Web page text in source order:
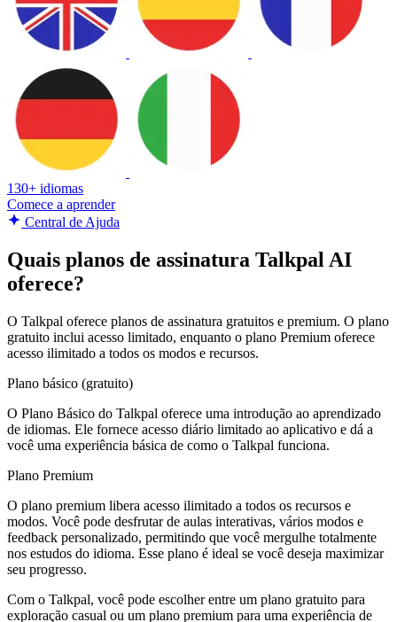
130+ idiomas
Comece a aprender
Central de Ajuda
Quais planos de assinatura Talkpal AI
oferece?
O Talkpal oferece planos de assinatura gratuitos e premium. O plano
gratuito inclui acesso limitado, enquanto o plano Premium oferece
acesso ilimitado a todos os modos e recursos.
Plano básico (gratuito)
O Plano Básico do Talkpal oferece uma introdução ao aprendizado
de idiomas. Ele fornece acesso diário limitado ao aplicativo e dá a
você uma experiência básica de como o Talkpal funciona.
Plano Premium
O plano premium libera acesso ilimitado a todos os recursos e
modos. Você pode desfrutar de aulas interativas, vários modos e
feedback personalizado, permitindo que você mergulhe totalmente
nos estudos do idioma. Esse plano é ideal se você deseja maximizar
seu progresso.
Com o Talkpal, você pode escolher entre um plano gratuito para
exploração casual ou um plano premium para uma experiência de